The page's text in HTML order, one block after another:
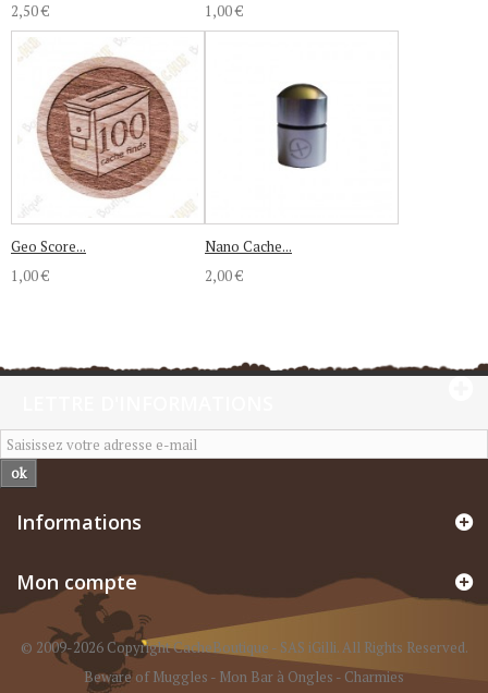
2,50 €
1,00 €
Geo Score...
1,00 €
Nano Cache...
2,00 €
ok
Informations
Mon compte
© 2009-2026 Copyright CacheBoutique - SAS iGilli. All Rights Reserved.
Beware of Muggles - Mon Bar à Ongles - Charmies